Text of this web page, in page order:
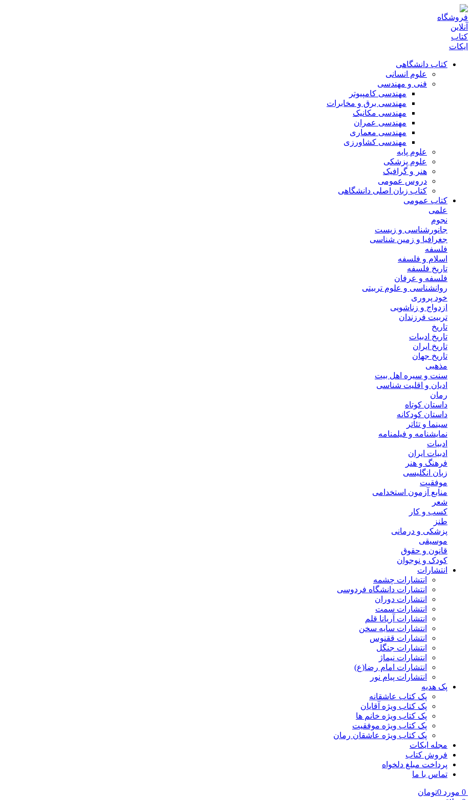
کتاب دانشگاهی
علوم انسانی
فنی و مهندسی
مهندسی کامپیوتر
مهندسی برق و مخابرات
مهندسی مکانیک
مهندسی عمران
مهندسی معماری
مهندسی کشاورزی
علوم پایه
علوم پزشکی
هنر و گرافیک
دروس عمومی
کتاب زبان اصلی دانشگاهی
کتاب عمومی
علمی
نجوم
جانورشناسی و زیست
جغرافیا و زمین شناسی
فلسفه
اسلام و فلسفه
تاریخ فلسفه
فلسفه و عرفان
روانشناسی و علوم تربیتی
خود پروری
ازدواج و زناشویی
تربیت فرزندان
تاریخ
تاریخ ادبیات
تاریخ ایران
تاریخ جهان
مذهبی
سنت و سیره اهل بیت
ادیان و اقلیت شناسی
رمان
داستان کوتاه
داستان کودکانه
سینما و تئاتر
نمایشنامه و فیلمنامه
ادبیات
ادبیات ایران
فرهنگ و هنر
زبان انگلیسی
موفقیت
منابع آزمون استخدامی
شعر
کسب و کار
طنز
پزشکی و درمانی
موسیقی
قانون و حقوق
کودک و نوجوان
انتشارات
انتشارات چشمه
انتشارات دانشگاه فردوسی
انتشارات دوران
انتشارات سمت
انتشارات آریانا قلم
انتشارات سایه سخن
انتشارات ققنوس
انتشارات جنگل
انتشارات نیماژ
انتشارات امام رضا(ع)
انتشارات پیام نور
پک هدیه
پک کتاب عاشقانه
پک کتاب ویژه آقایان
پک کتاب ویژه خانم ها
پک کتاب ویژه موفقیت
پک کتاب ویژه عاشقان رمان
مجله ایکات
فروش کتاب
پرداخت مبلغ دلخواه
تماس با ما
0 مورد 0تومان